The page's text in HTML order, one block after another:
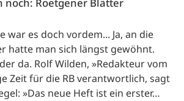
war es doch vordem... Ja, an die
hatte man sich längst gewöhnt.
da. Rolf Wilden, »Redakteur vom
Zeit für die RB verantwortlich, sagt
»Das neue Heft ist ein erster…